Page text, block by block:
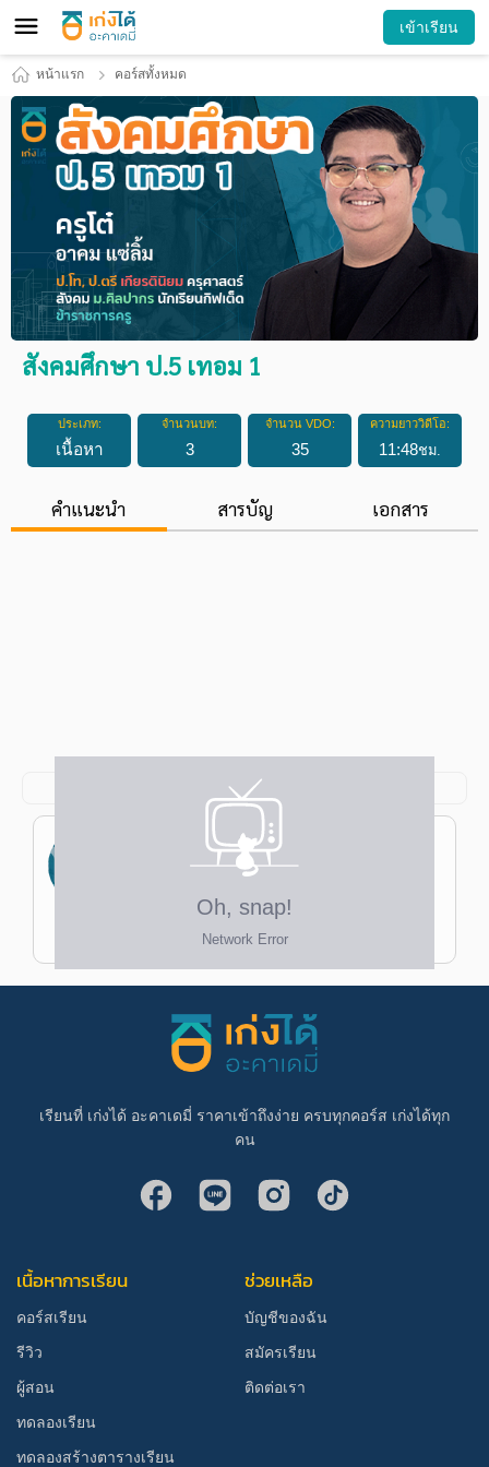
เข้าเรียน
หน้าแรก คอร์สทั้งหมด
สังคมศึกษา ป.5 เทอม 1
ประเภท:
เนื้อหา
จำนวนบท:
3
จำนวน VDO:
35
ความยาววิดีโอ:
11:48ชม.
คำแนะนำ สารบัญ เอกสาร
อาคม แซ่ลิ้ม
ป.โท ศึกษาศาสตรมหาบัณฑิต สาขาการสอน
สังคมศึกษา ม.ศิลปากร ป.ตรี (เกียตินิยมอันดับ
1) ศึกษาศาสตรบัณฑิต สาขาสังคมศึกษา
ม.ศิลปากร
เรียนที่ เก่งได้ อะคาเดมี่ ราคาเข้าถึงง่าย ครบทุกคอร์ส เก่งได้ทุก
คน
เนื้อหาการเรียน
คอร์สเรียน
รีวิว
ผู้สอน
ทดลองเรียน
ทดลองสร้างตารางเรียน
ช่วยเหลือ
บัญชีของฉัน
สมัครเรียน
ติดต่อเรา